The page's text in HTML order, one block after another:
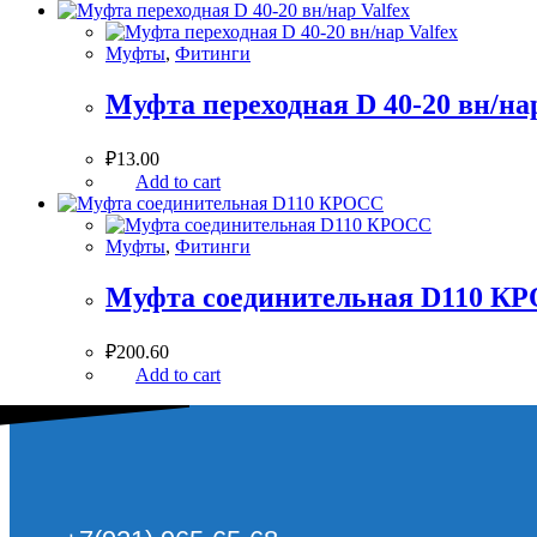
Муфты, Фитинги
Муфта переходная D 40-20 вн/
₽13.00
Add to cart
Муфты, Фитинги
Муфта соединительная D110
₽200.60
Add to cart